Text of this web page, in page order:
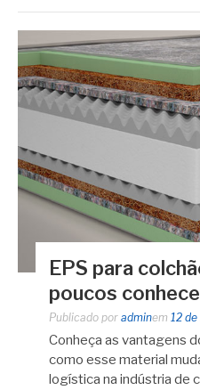
EPS para
poucos
Publicado por adminem 12
Conheça as vantagens
como esse material
logística na indústria de